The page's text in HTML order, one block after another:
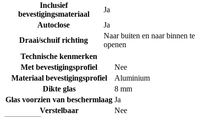
Inclusief
bevestigingsmateriaal
Ja
Autoclose
Ja
Draai/schuif richting
Naar buiten en naar binnen te
openen
Technische kenmerken
Met bevestigingsprofiel
Nee
Materiaal bevestigingsprofiel
Aluminium
Dikte glas
8 mm
Glas voorzien van beschermlaag Ja
Verstelbaar
Nee